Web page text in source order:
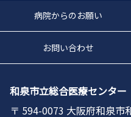
病院からのお願い
お問い合わせ
和泉市立総合医療センター
594-0073 大阪府和泉市